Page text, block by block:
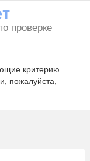
проверке
критерию.
пожалуйста,